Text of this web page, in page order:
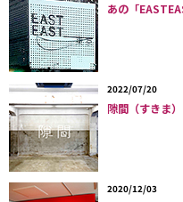
あの「
2022/07/20
隙間（すきま）
2020/12/03